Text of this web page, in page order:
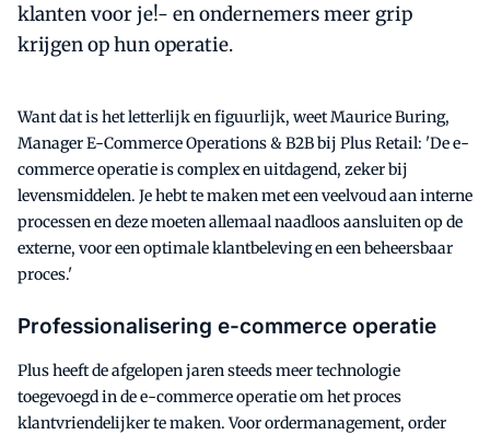
klanten voor je!- en ondernemers meer grip
krijgen op hun operatie.
Want dat is het letterlijk en figuurlijk, weet Maurice Buring,
Manager E-Commerce Operations & B2B bij Plus Retail: 'De e-
commerce operatie is complex en uitdagend, zeker bij
levensmiddelen. Je hebt te maken met een veelvoud aan interne
processen en deze moeten allemaal naadloos aansluiten op de
externe, voor een optimale klantbeleving en een beheersbaar
proces.'
Professionalisering e-commerce operatie
Plus heeft de afgelopen jaren steeds meer technologie
toegevoegd in de e-commerce operatie om het proces
klantvriendelijker te maken. Voor ordermanagement, order